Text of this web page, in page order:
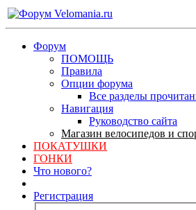
Форум
ПОМОЩЬ
Правила
Опции форума
Все разделы
Навигация
Руководство сайта
Магазин велосипедов и
ПОКАТУШКИ
ГОНКИ
Что нового?
Регистрация